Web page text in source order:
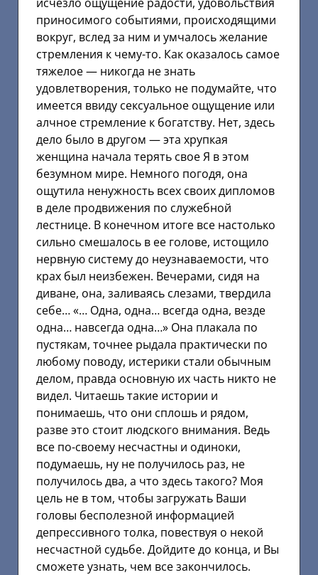
приносимого событиями, происходящими
вокруг, вслед за ним и умчалось желание
стремления к чему-то. Как оказалось самое
тяжелое — никогда не знать
удовлетворения, только не подумайте, что
имеется ввиду сексуальное ощущение или
алчное стремление к богатству. Нет, здесь
дело было в другом — эта хрупкая
женщина начала терять свое Я в этом
безумном мире. Немного погодя, она
ощутила ненужность всех своих дипломов
в деле продвижения по служебной
лестнице. В конечном итоге все настолько
сильно смешалось в ее голове, истощило
нервную систему до неузнаваемости, что
крах был неизбежен. Вечерами, сидя на
диване, она, заливаясь слезами, твердила
себе… «… Одна, одна… всегда одна, везде
одна… навсегда одна…» Она плакала по
пустякам, точнее рыдала практически по
любому поводу, истерики стали обычным
делом, правда основную их часть никто не
видел. Читаешь такие истории и
понимаешь, что они сплошь и рядом,
разве это стоит людского внимания. Ведь
все по-своему несчастны и одиноки,
подумаешь, ну не получилось раз, не
получилось два, а что здесь такого? Моя
цель не в том, чтобы загружать Ваши
головы бесполезной информацией
депрессивного толка, повествуя о некой
несчастной судьбе. Дойдите до конца, и Вы
сможете узнать, чем все закончилось.